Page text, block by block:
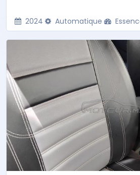
2024 Automatique